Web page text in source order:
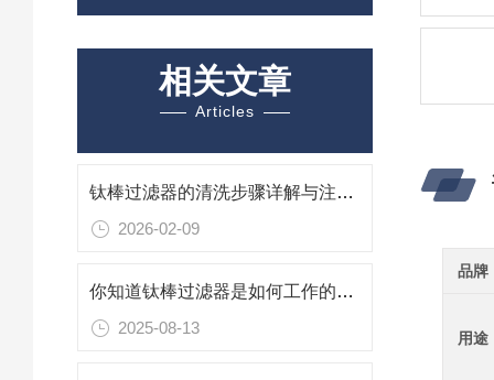
相关文章
Articles
钛棒过滤器的清洗步骤详解与注意事项
2026-02-09
你知道钛棒过滤器是如何工作的吗？
2025-08-13
品牌
用途